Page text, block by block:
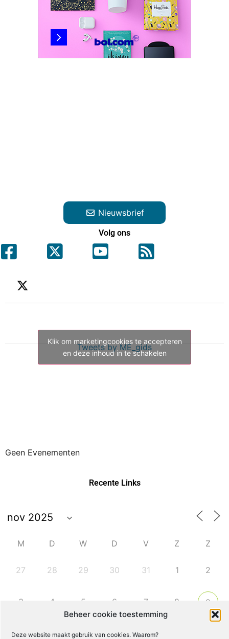
Beheer cookie toestemming
Deze website maakt gebruik van cookies. Waarom?
Nieuwsbrief
Volg ons
Tweets by ME_gids
Klik om marketingcookies te accepteren
en deze inhoud in te schakelen
Geen Evenementen
Recente Links
M D W D V Z Z
27 28 29 30 31 1 2
3 4 5 6 7 8 9
10 11 12 13 14